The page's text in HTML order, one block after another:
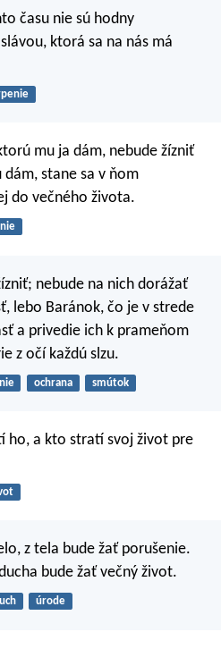
času nie sú hodny
ktorá sa na nás má
mu ja dám, nebude žízniť
stane sa v ňom
do večného života.
nebude na nich dorážať
lebo Baránok, čo je v strede
a privedie ich k prameňom
z očí každú slzu.
ochrana smútok
ho, a kto stratí svoj život pre
z tela bude žať porušenie.
bude žať večný život.
úrode